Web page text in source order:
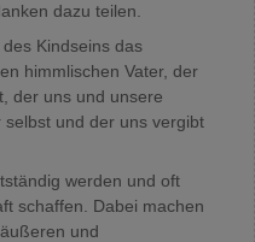
dazu teilen.
Kindseins das
himmlischen Vater, der
der uns und unsere
und der uns vergibt
werden und oft
schaffen. Dabei machen
und